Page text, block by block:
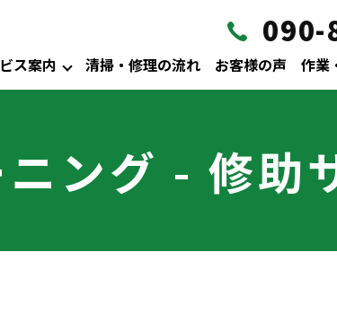
ス案内 清掃・修理の流れ お客様の声 作業
090-
ング - 修助